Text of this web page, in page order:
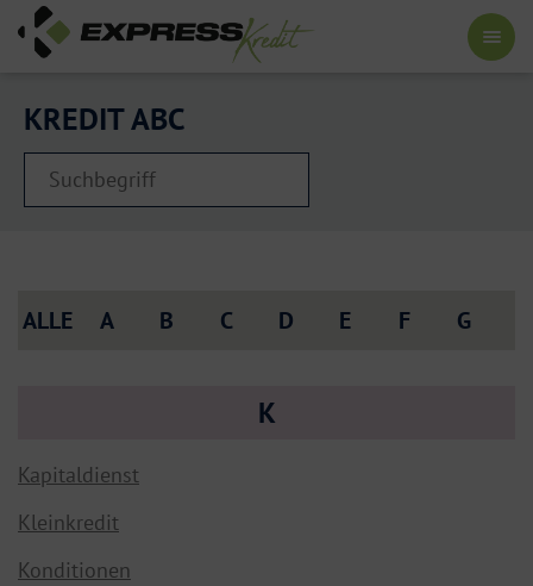
KREDIT ABC
ALLE A B C D E F G
K
Kapitaldienst
Kleinkredit
Konditionen